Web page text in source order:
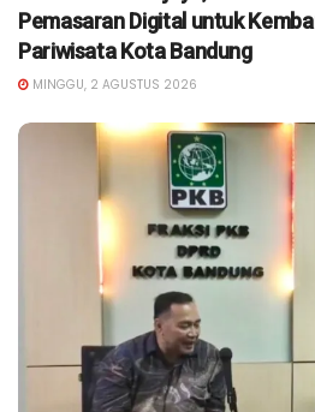
Pemasaran Digital untuk
Pariwisata Kota Bandung
MINGGU, 2 AGUSTUS 2026